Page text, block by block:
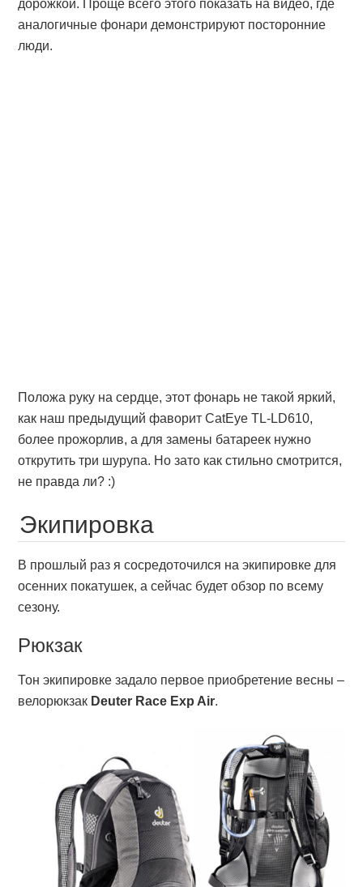
дорожкой. Проще всего этого показать на видео, где
аналогичные фонари демонстрируют посторонние
люди.
Положа руку на сердце, этот фонарь не такой яркий,
как наш предыдущий фаворит CatEye TL-LD610,
более прожорлив, а для замены батареек нужно
открутить три шурупа. Но зато как стильно смотрится,
не правда ли? :)
Экипировка
В прошлый раз я сосредоточился на экипировке для
осенних покатушек, а сейчас будет обзор по всему
сезону.
Рюкзак
Тон экипировке задало первое приобретение весны –
велорюкзак Deuter Race Exp Air.